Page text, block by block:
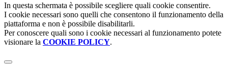
In questa schermata è possibile scegliere quali cookie consentire.
I cookie necessari sono quelli che consentono il funzionamento della
piattaforma e non è possibile disabilitarli.
Per conoscere quali sono i cookie necessari al funzionamento potete
visionare la COOKIE POLICY.